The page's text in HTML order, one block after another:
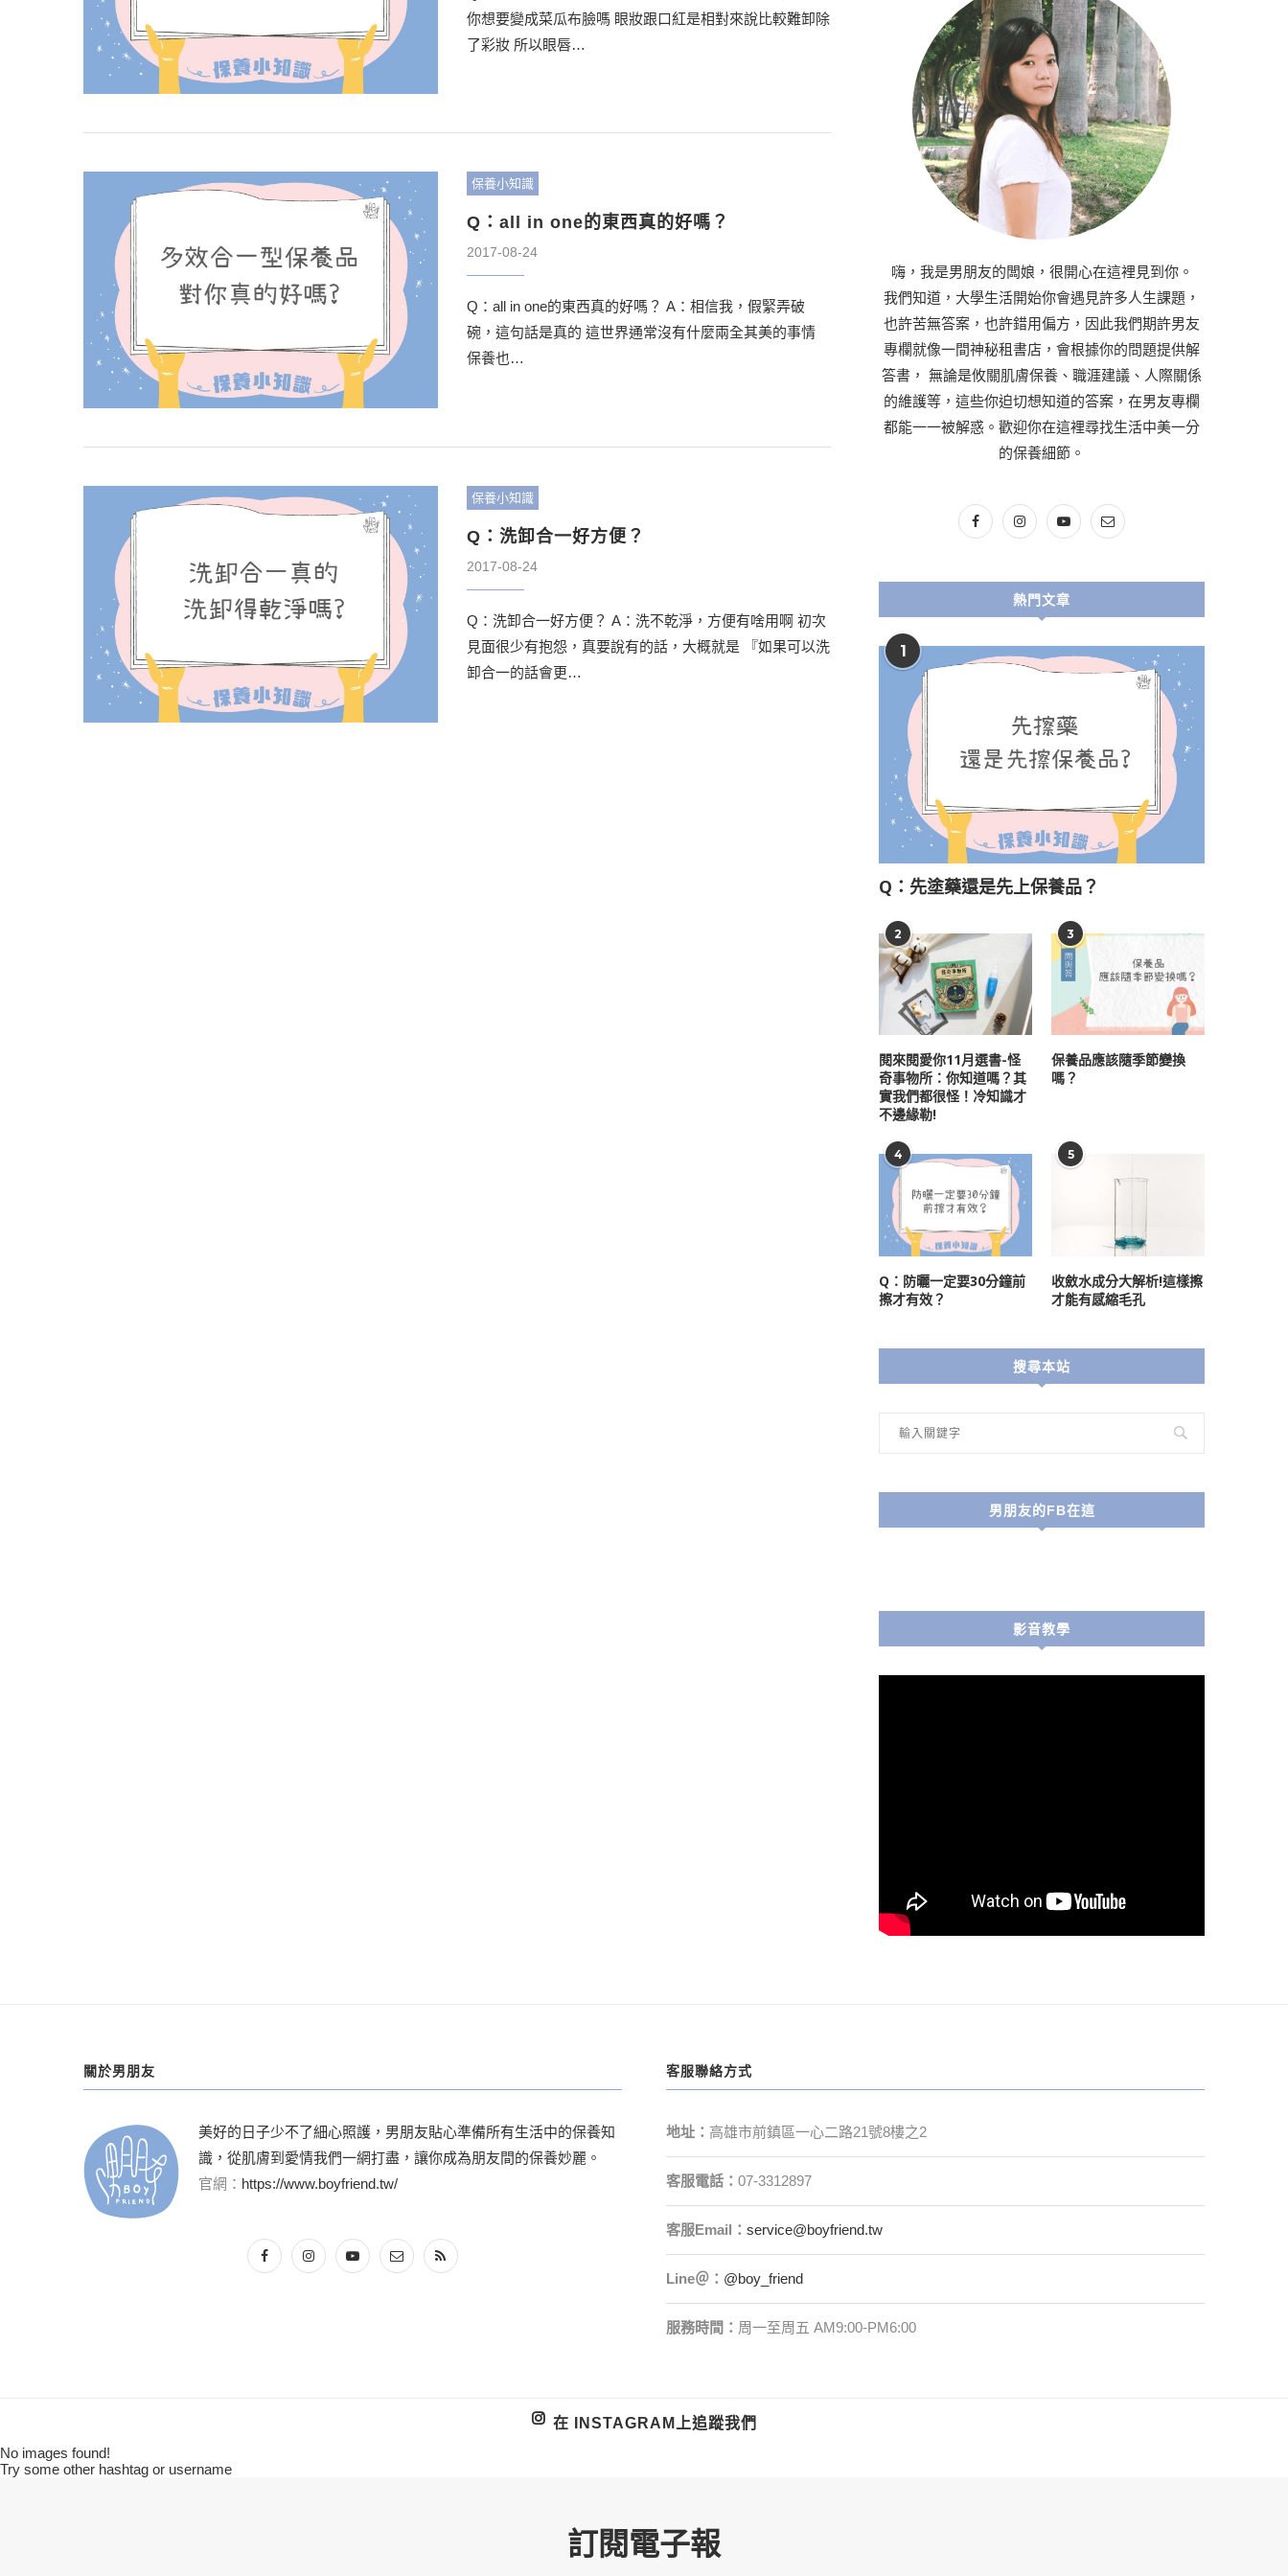
你想要變成菜瓜布臉嗎 眼妝跟口紅是相對來說比較難卸除
了彩妝 所以眼唇…
保養小知識
Q：all in one的東西真的好嗎？
2017-08-24
Q：all in one的東西真的好嗎？ A：相信我，假緊弄破
碗，這句話是真的 這世界通常沒有什麼兩全其美的事情
保養也…
保養小知識
Q：洗卸合一好方便？
2017-08-24
Q：洗卸合一好方便？ A：洗不乾淨，方便有啥用啊 初次
見面很少有抱怨，真要說有的話，大概就是 『如果可以洗
卸合一的話會更…
嗨，我是男朋友的闆娘，很開心在這裡見到你。
我們知道，大學生活開始你會遇見許多人生課題，
也許苦無答案，也許錯用偏方，因此我們期許男友
專欄就像一間神秘租書店，會根據你的問題提供解
答書， 無論是攸關肌膚保養、職涯建議、人際關係
的維護等，這些你迫切想知道的答案，在男友專欄
都能一一被解惑。歡迎你在這裡尋找生活中美一分
的保養細節。
熱門文章
1
Q：先塗藥還是先上保養品？
2
閱來閱愛你11月選書-怪
奇事物所：你知道嗎？其
實我們都很怪！冷知識才
不邊緣勒!
3
保養品應該隨季節變換
嗎？
4
Q：防曬一定要30分鐘前
擦才有效？
5
收斂水成分大解析!這樣擦
才能有感縮毛孔
搜尋本站
男朋友的FB在這
影音教學
關於男朋友
美好的日子少不了細心照護，男朋友貼心準備所有生活中的保養知
識，從肌膚到愛情我們一網打盡，讓你成為朋友間的保養妙麗。
官網： https://www.boyfriend.tw/
客服聯絡方式
地址： 高雄市前鎮區一心二路21號8樓之2
客服電話：07-3312897
客服Email ：service@boyfriend.tw
Line＠： @boy_friend
服務時間： 周一至周五 AM9:00-PM6:00
在 INSTAGRAM上追蹤我們
No images found!
Try some other hashtag or username
訂閱電子報